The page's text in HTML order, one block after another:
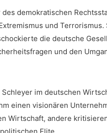
​demokratischen
⁢und
die deutsche
und​ den
im‌ deutschen
einen ⁣visionären
Wirtschaft, andere
Elite.